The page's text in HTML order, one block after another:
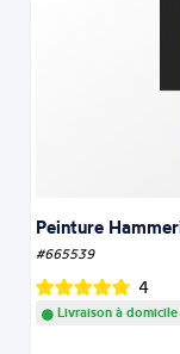
Peinture
#665539
4
Livraison à domicile